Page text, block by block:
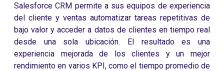
Salesforce CRM permite a sus equipos de experiencia
del cliente y ventas automatizar tareas repetitivas de
bajo valor y acceder a datos de clientes en tiempo real
desde una sola ubicación. El resultado es una
experiencia mejorada de los clientes y un mejor
rendimiento en varios KPI, como el tiempo promedio de